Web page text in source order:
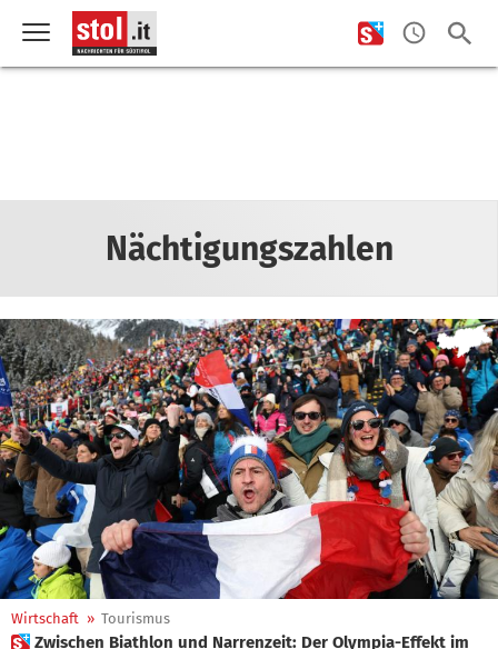
Nächtigungszahlen
Wirtschaft » Tourismus
 Zwischen Biathlon und Narrenzeit: Der Olympia-Effekt im